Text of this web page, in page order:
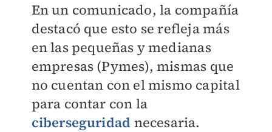
En un comunicado, la compañía
destacó que esto se refleja más
en las pequeñas y medianas
empresas (Pymes), mismas que
no cuentan con el mismo capital
para contar con la
ciberseguridad necesaria.